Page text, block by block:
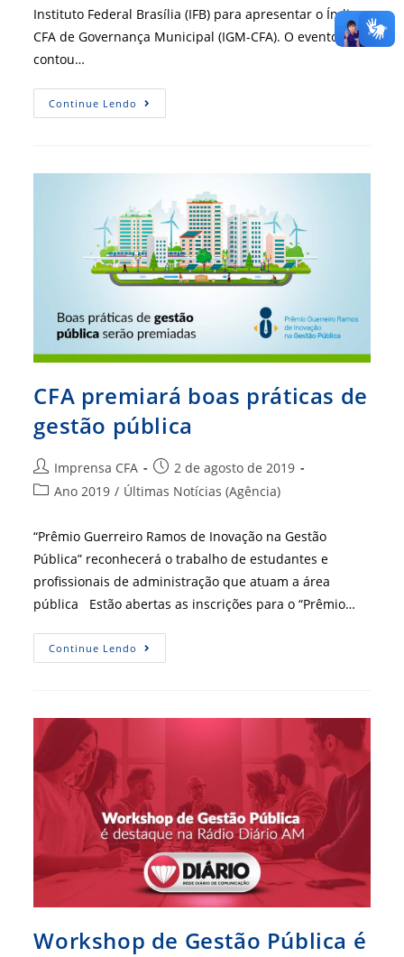
Instituto Federal Brasília (IFB) para apresentar o Índice
CFA de Governança Municipal (IGM-CFA). O evento
contou…
Continue Lendo Alunos
Do
CFA premiará boas práticas de
gestão pública
Autor
do
Imprensa CFA
Post
publicado:
2 de agosto de 2019
Categoria
post:
Ano 2019 / Últimas Notícias (Agência)
“Prêmio Guerreiro Ramos de Inovação na Gestão
Pública” reconhecerá o trabalho de estudantes e
profissionais de administração que atuam a área
pública Estão abertas as inscrições para o “Prêmio…
Continue Lendo CFA
Premiará
Workshop de Gestão Pública é